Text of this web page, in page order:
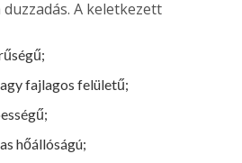
A keletkezett
fajlagos felü­letű;
hőállóságú;